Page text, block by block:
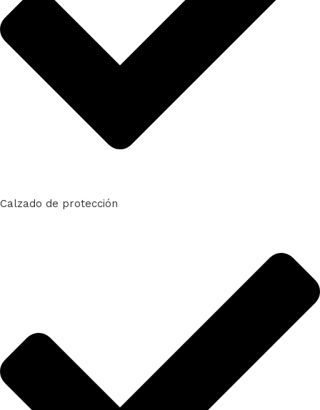
Calzado de protección